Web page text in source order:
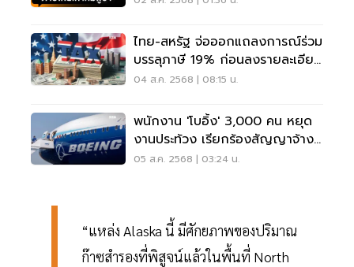
ไทย-สหรัฐ จ่อออกแถลงการณ์ร่วม
บรรลุภาษี 19% ก่อนลงรายละเอียด
สินค้าอ่อนไหว–RVC
04 ส.ค. 2568 | 08:15 น.
พนักงาน 'โบอิ้ง' 3,000 คน หยุด
งานประท้วง เรียกร้องสัญญาจ้าง
งานเป็นธรรม
05 ส.ค. 2568 | 03:24 น.
“แหล่ง Alaska นี้ มีศักยภาพของปริมาณ
ก๊าซสำรองที่พิสูจน์แล้วในพื้นที่ North